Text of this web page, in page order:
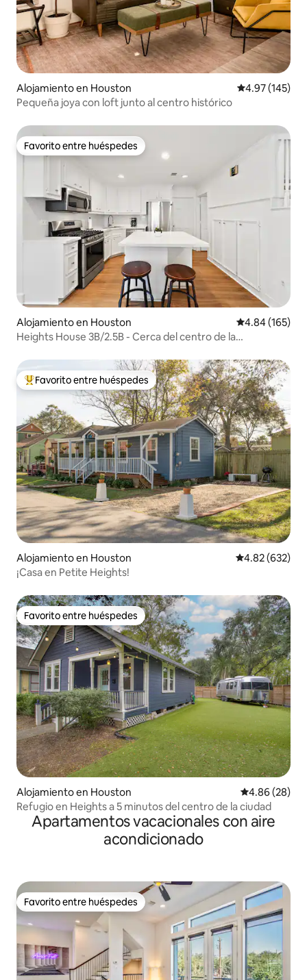
Alojamiento en Houston Calificación
4.97 (145)
Pequeña joya con loft junto al centro histórico
Favorito entre huéspedes
Favorito entre huéspedes
Alojamiento en Houston Calificación
4.84 (165)
Heights House 3B/2.5B - Cerca del centro de la
Favorito entre huéspedes preferido
Favorito entre huéspedes
Alojamiento en Houston Calificación
4.82 (632)
¡Casa en Petite Heights!
Favorito entre huéspedes
Favorito entre huéspedes
Alojamiento en Houston Calificación
4.86 (28)
Refugio en Heights a 5 minutos del centro de la ciudad
Apartamentos vacacionales con aire
acondicionado
Favorito entre huéspedes
Favorito entre huéspedes